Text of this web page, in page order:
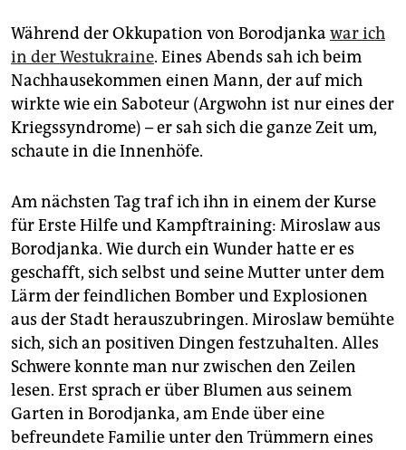
Während der Okkupation von Borodjanka war ich
in der Westukraine. Eines Abends sah ich beim
Nachhausekommen einen Mann, der auf mich
wirkte wie ein Saboteur (Argwohn ist nur eines der
Kriegssyndrome) – er sah sich die ganze Zeit um,
schaute in die Innenhöfe.
Am nächsten Tag traf ich ihn in einem der Kurse
für Erste Hilfe und Kampftraining: Miroslaw aus
Borodjanka. Wie durch ein Wunder hatte er es
geschafft, sich selbst und seine Mutter unter dem
Lärm der feindlichen Bomber und Explosionen
aus der Stadt herauszubringen. Miroslaw bemühte
sich, sich an positiven Dingen festzuhalten. Alles
Schwere konnte man nur zwischen den Zeilen
lesen. Erst sprach er über Blumen aus seinem
Garten in Borodjanka, am Ende über eine
befreundete Familie unter den Trümmern eines